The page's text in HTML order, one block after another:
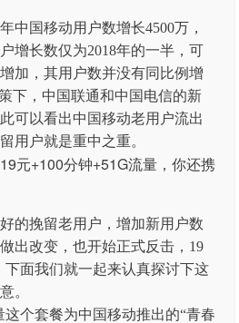
中国移动用户数增长4500万，
增长数仅为2018年的一半，可
加，其用户数并没有同比例增
下，中国联通和中国电信的新
可以看出中国移动老用户流出
用户就是重中之重。
的挽留老用户，增加新用户数
出改变，也开始正式反击，19
下面我们就一起来认真探讨下这
。
这个套餐为中国移动推出的“青春